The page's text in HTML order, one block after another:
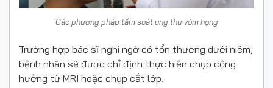
Các phương pháp tầm soát ung thư vòm họng
Trường hợp bác sĩ nghi ngờ có tổn thương dưới niêm,
bệnh nhân sẽ được chỉ định thực hiện chụp cộng
hưởng từ MRI hoặc chụp cắt lớp.